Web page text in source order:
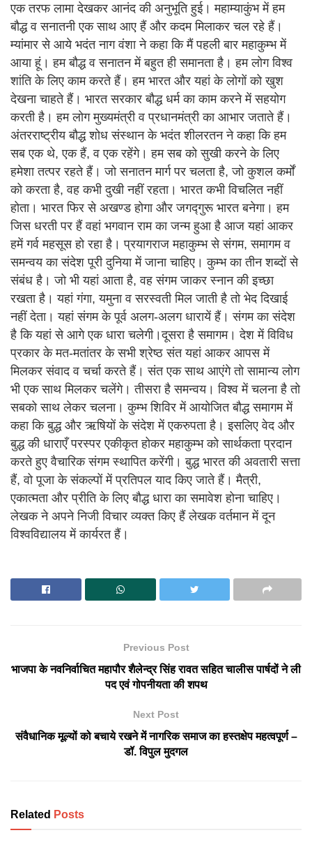
एक तरफ लामा देखकर आनंद की अनुभूति हुई। महाम्याकुंभ में हम
बौद्ध व सनातनी एक साथ आए हैं और कदम मिलाकर चल रहे हैं।
म्यांमार से आये भदंत नाग वंशा ने कहा कि मैं पहली बार महाकुम्भ में
आया हूं। हम बौद्ध व सनातन में बहुत ही समानता है। हम लोग विश्व
शांति के लिए काम करते हैं। हम भारत और यहां के लोगों को खुश
देखना चाहते हैं। भारत सरकार बौद्ध धर्म का काम करने में सहयोग
करती है। हम लोग मुख्यमंत्री व प्रधानमंत्री का आभार जताते हैं।
अंतरराष्ट्रीय बौद्ध शोध संस्थान के भदंत शीलरतन ने कहा कि हम
सब एक थे, एक हैं, व एक रहेंगे। हम सब को सुखी करने के लिए
हमेशा तत्पर रहते हैं। जो सनातन मार्ग पर चलता है, जो कुशल कर्मों
को करता है, वह कभी दुखी नहीं रहता। भारत कभी विचलित नहीं
होता। भारत ​फिर से अखण्ड होगा और जगद्गुरू भारत बनेगा। हम
जिस धरती पर हैं वहां भगवान राम का जन्म हुआ है आज यहां आकर
हमें गर्व महसूस हो रहा है। प्रयागराज महाकुम्भ से संगम, समागम व
समन्वय का संदेश पूरी दुनिया में जाना चाहिए। कुम्भ का तीन शब्दों से
संबंध है। जो भी यहां आता है, वह संगम जाकर स्नान की इच्छा
रखता है। यहां गंगा, यमुना व सरस्वती मिल जाती है तो भेद दिखाई ​
नहीं देता। यहां संगम के पूर्व अलग-अलग धारायें हैं। संगम का संदेश
है कि यहां से आगे एक धारा चलेगी।दूसरा है समागम। देश में विविध
प्रकार के मत-मतांतर के सभी श्रेष्ठ संत यहां आकर आपस में
मिलकर संवाद व चर्चा करते हैं। संत एक साथ आएंगे तो सामान्य लोग
भी एक सा​थ मिलकर चलेंगे। तीसरा है समन्वय। विश्व में चलना है तो
सबको साथ लेकर चलना। कुम्भ शिविर में आयोजित बौद्ध समागम में
कहा कि बुद्ध और ऋषियों के संदेश में एकरुपता है। इसलिए वेद और
बुद्ध की धाराएँ परस्पर एकीकृत होकर महाकुम्भ को सार्थकता प्रदान
करते हुए वैचारिक संगम स्थापित करेंगी। बुद्ध भारत की अवतारी सत्ता
हैं, वो पूजा के संकल्पों में प्रतिपल याद किए जाते हैं। मैत्री,
एकात्मता और प्रीति के लिए बौद्ध धारा का समावेश होना चाहिए।
लेखक ने अपने निजी विचार व्यक्त किए हैं लेखक वर्तमान में दून
विश्वविद्यालय में कार्यरत हैं।
Previous Post
भाजपा के नवनिर्वाचित महापौर शैलेन्द्र सिंह रावत सहित चालीस पार्षदों ने ली
पद एवं गोपनीयता की शपथ
Next Post
संवैधानिक मूल्यों को बचाये रखने में नागरिक समाज का हस्तक्षेप महत्वपूर्ण –
डॉ. विपुल मुदगल
Related Posts